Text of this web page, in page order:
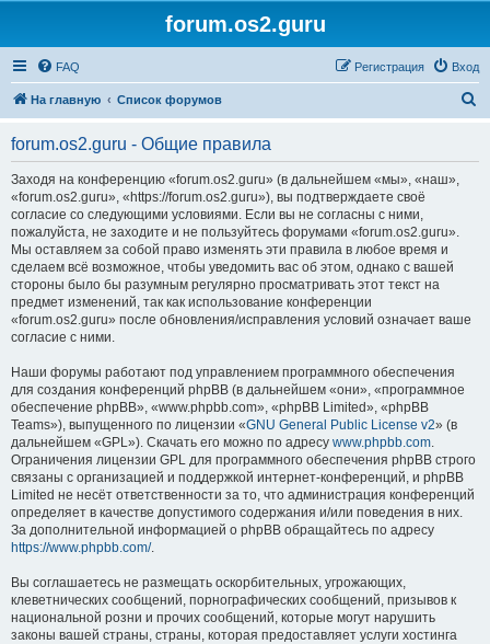
forum.os2.guru
FAQ Вход
Регистрация
На главную Список форумов
forum.os2.guru - Общие правила
Заходя на конференцию «forum.os2.guru» (в дальнейшем «мы», «наш»,
«forum.os2.guru», «https://forum.os2.guru»), вы подтверждаете своё
согласие со следующими условиями. Если вы не согласны с ними,
пожалуйста, не заходите и не пользуйтесь форумами «forum.os2.guru».
Мы оставляем за собой право изменять эти правила в любое время и
сделаем всё возможное, чтобы уведомить вас об этом, однако с вашей
стороны было бы разумным регулярно просматривать этот текст на
предмет изменений, так как использование конференции
«forum.os2.guru» после обновления/исправления условий означает ваше
согласие с ними.
Наши форумы работают под управлением программного обеспечения
для создания конференций phpBB (в дальнейшем «они», «программное
обеспечение phpBB», «www.phpbb.com», «phpBB Limited», «phpBB
Teams»), выпущенного по лицензии «GNU General Public License v2» (в
дальнейшем «GPL»). Скачать его можно по адресу www.phpbb.com.
Ограничения лицензии GPL для программного обеспечения phpBB строго
связаны с организацией и поддержкой интернет-конференций, и phpBB
Limited не несёт ответственности за то, что администрация конференций
определяет в качестве допустимого содержания и/или поведения в них.
За дополнительной информацией о phpBB обращайтесь по адресу
https://www.phpbb.com/.
Вы соглашаетесь не размещать оскорбительных, угрожающих,
клеветнических сообщений, порнографических сообщений, призывов к
национальной розни и прочих сообщений, которые могут нарушить
законы вашей страны, страны, которая предоставляет услуги хостинга